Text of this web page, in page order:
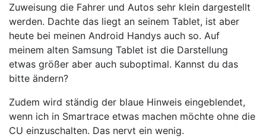
Zuweisung die Fahrer und Autos sehr klein dargestellt
werden. Dachte das liegt an seinem Tablet, ist aber
heute bei meinen Android Handys auch so. Auf
meinem alten Samsung Tablet ist die Darstellung
etwas größer aber auch suboptimal. Kannst du das
bitte ändern?
Zudem wird ständig der blaue Hinweis eingeblendet,
wenn ich in Smartrace etwas machen möchte ohne die
CU einzuschalten. Das nervt ein wenig.